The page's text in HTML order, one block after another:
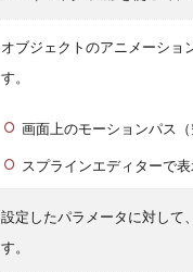
オブジェクトのアニメーショ
す。
画面上のモーションパス（
スプラインエディターで
設定したパラメータに対して
す。